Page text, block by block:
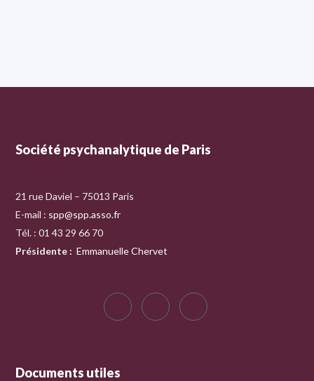
Société psychanalytique de Paris
21 rue Daviel – 75013 Paris
E-mail : spp@spp.asso.fr
Tél. : 01 43 29 66 70
Présidente : Emmanuelle Chervet
Documents utiles